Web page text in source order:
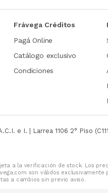
Frávega Créditos
Pagá Online
Catálogo exclusivo
Condiciones
e I. | Larrea 1106 2° Piso
a la verificación de stock. Los
son válidos
a cambios sin previo aviso.